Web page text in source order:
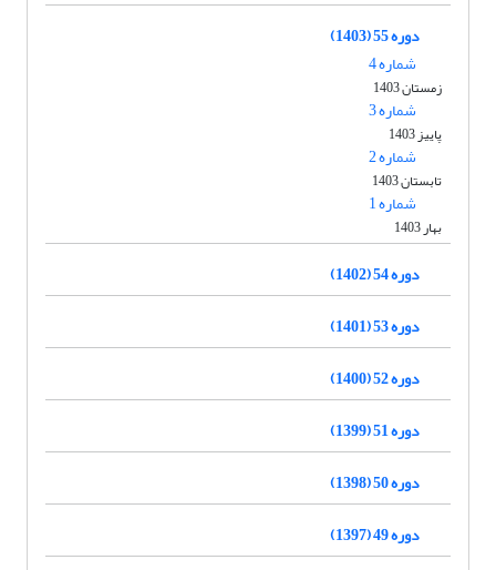
دوره 55 (1403)
شماره 4
زمستان 1403
شماره 3
پاییز 1403
شماره 2
تابستان 1403
شماره 1
بهار 1403
دوره 54 (1402)
دوره 53 (1401)
دوره 52 (1400)
دوره 51 (1399)
دوره 50 (1398)
دوره 49 (1397)